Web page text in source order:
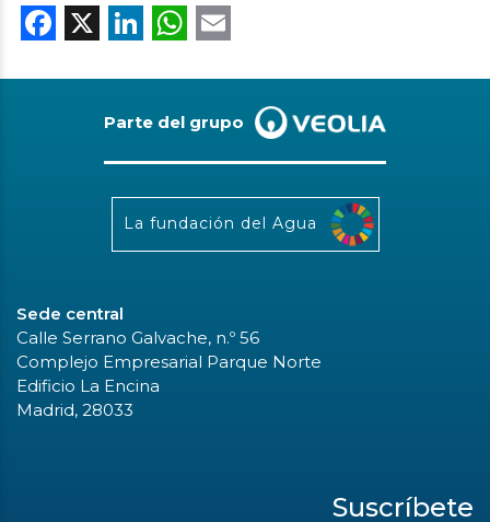
Facebook
X LinkedIn
WhatsApp
Parte del grupo
La fundación del Agua
Sede central
Calle Serrano Galvache, n.º 56
Complejo Empresarial Parque Norte
Edificio La Encina
Madrid, 28033
Suscríbete